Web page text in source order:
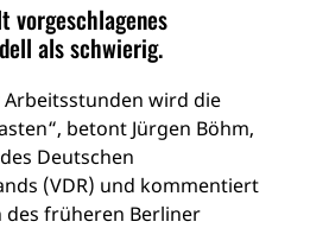
vorgeschlagenes
als schwierig.
Arbeitsstunden wird die
betont Jürgen Böhm,
Deutschen
(VDR) und kommentiert
des früheren Berliner